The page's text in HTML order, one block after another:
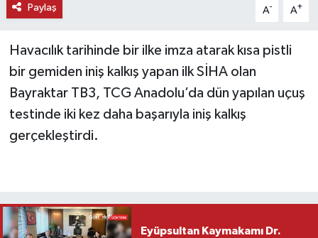
Paylaş A- A+
Havacılık tarihinde bir ilke imza atarak kısa pistli
bir gemiden iniş kalkış yapan ilk SİHA olan
Bayraktar TB3, TCG Anadolu’da dün yapılan uçuş
testinde iki kez daha başarıyla iniş kalkış
gerçekleştirdi.
Eyüpsultan Kaymakamı Dr.
TEKNOLOJİ
TİCARET
YAŞAM